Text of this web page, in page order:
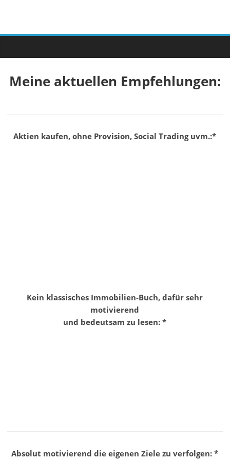
Meine aktuellen Empfehlungen:
Aktien kaufen, ohne Provision, Social Trading uvm.:*
Kein klassisches Immobilien-Buch, dafür sehr
motivierend
und bedeutsam zu lesen: *
Absolut motivierend die eigenen Ziele zu verfolgen: *